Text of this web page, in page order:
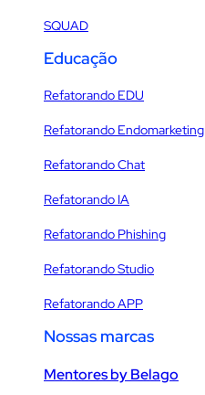
SQUAD
Educação
Refatorando EDU
Refatorando Endomarketing
Refatorando Chat
Refatorando IA
Refatorando Phishing
Refatorando Studio
Refatorando APP
Nossas marcas
Mentores by Belago